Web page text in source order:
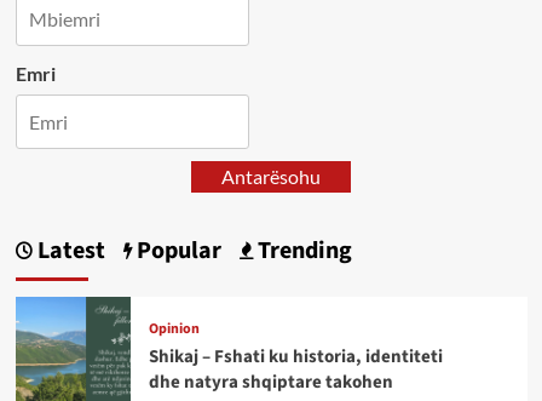
Emri
Antarësohu
Latest Popular Trending
Opinion
Shikaj – Fshati ku historia, identiteti
dhe natyra shqiptare takohen